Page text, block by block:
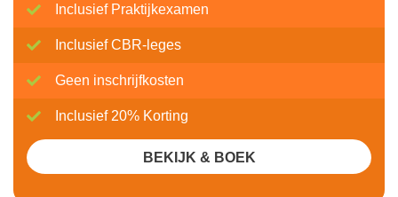
Inclusief Praktijkexamen
Inclusief CBR-leges
Geen inschrijfkosten
Inclusief 20% Korting
BEKIJK & BOEK